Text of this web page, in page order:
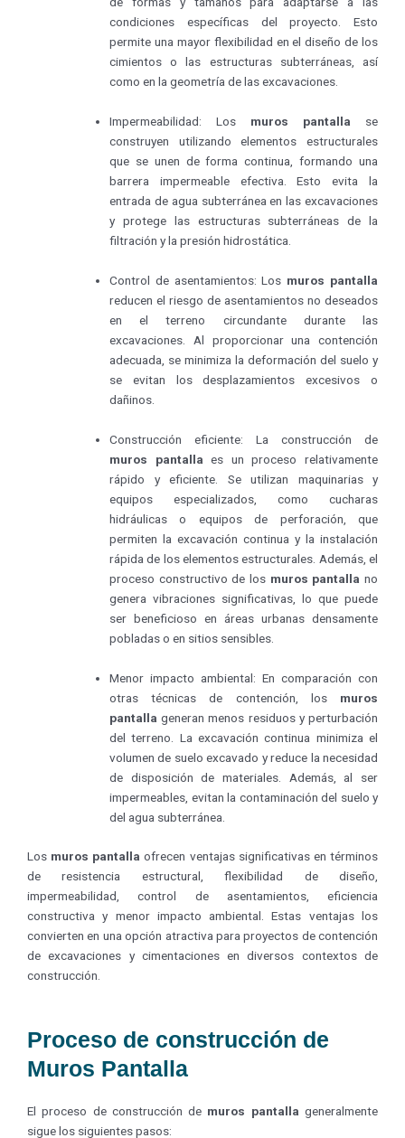
condiciones específicas del proyecto. Esto
permite una mayor flexibilidad en el diseño de los
cimientos o las estructuras subterráneas, así
como en la geometría de las excavaciones.
Impermeabilidad: Los muros pantalla se
construyen utilizando elementos estructurales
que se unen de forma continua, formando una
barrera impermeable efectiva. Esto evita la
entrada de agua subterránea en las excavaciones
y protege las estructuras subterráneas de la
filtración y la presión hidrostática.
Control de asentamientos: Los muros pantalla
reducen el riesgo de asentamientos no deseados
en el terreno circundante durante las
excavaciones. Al proporcionar una contención
adecuada, se minimiza la deformación del suelo y
se evitan los desplazamientos excesivos o
dañinos.
Construcción eficiente: La construcción de
muros pantalla es un proceso relativamente
rápido y eficiente. Se utilizan maquinarias y
equipos especializados, como cucharas
hidráulicas o equipos de perforación, que
permiten la excavación continua y la instalación
rápida de los elementos estructurales. Además, el
proceso constructivo de los muros pantalla no
genera vibraciones significativas, lo que puede
ser beneficioso en áreas urbanas densamente
pobladas o en sitios sensibles.
Menor impacto ambiental: En comparación con
otras técnicas de contención, los muros
pantalla generan menos residuos y perturbación
del terreno. La excavación continua minimiza el
volumen de suelo excavado y reduce la necesidad
de disposición de materiales. Además, al ser
impermeables, evitan la contaminación del suelo y
del agua subterránea.
Los muros pantalla ofrecen ventajas significativas en términos
de resistencia estructural, flexibilidad de diseño,
impermeabilidad, control de asentamientos, eficiencia
constructiva y menor impacto ambiental. Estas ventajas los
convierten en una opción atractiva para proyectos de contención
de excavaciones y cimentaciones en diversos contextos de
construcción.
Proceso de construcción de
Muros Pantalla
El proceso de construcción de muros pantalla generalmente
sigue los siguientes pasos: